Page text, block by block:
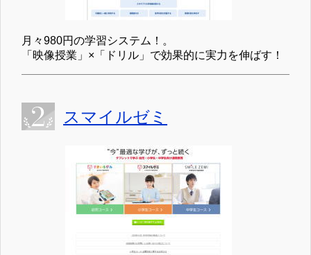
月々980円の学習システム！。
「映像授業」×「ドリル」で効果的に実力を伸ばす！
スマイルゼミ